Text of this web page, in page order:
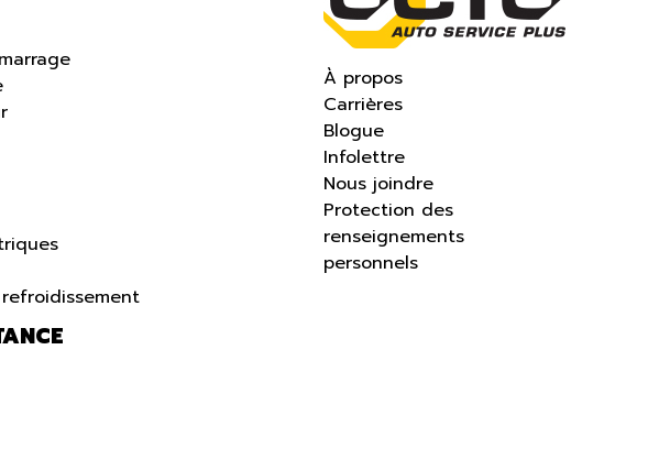
À propos
Carrières
Blogue
Infolettre
Nous joindre
Protection des
renseignements
personnels